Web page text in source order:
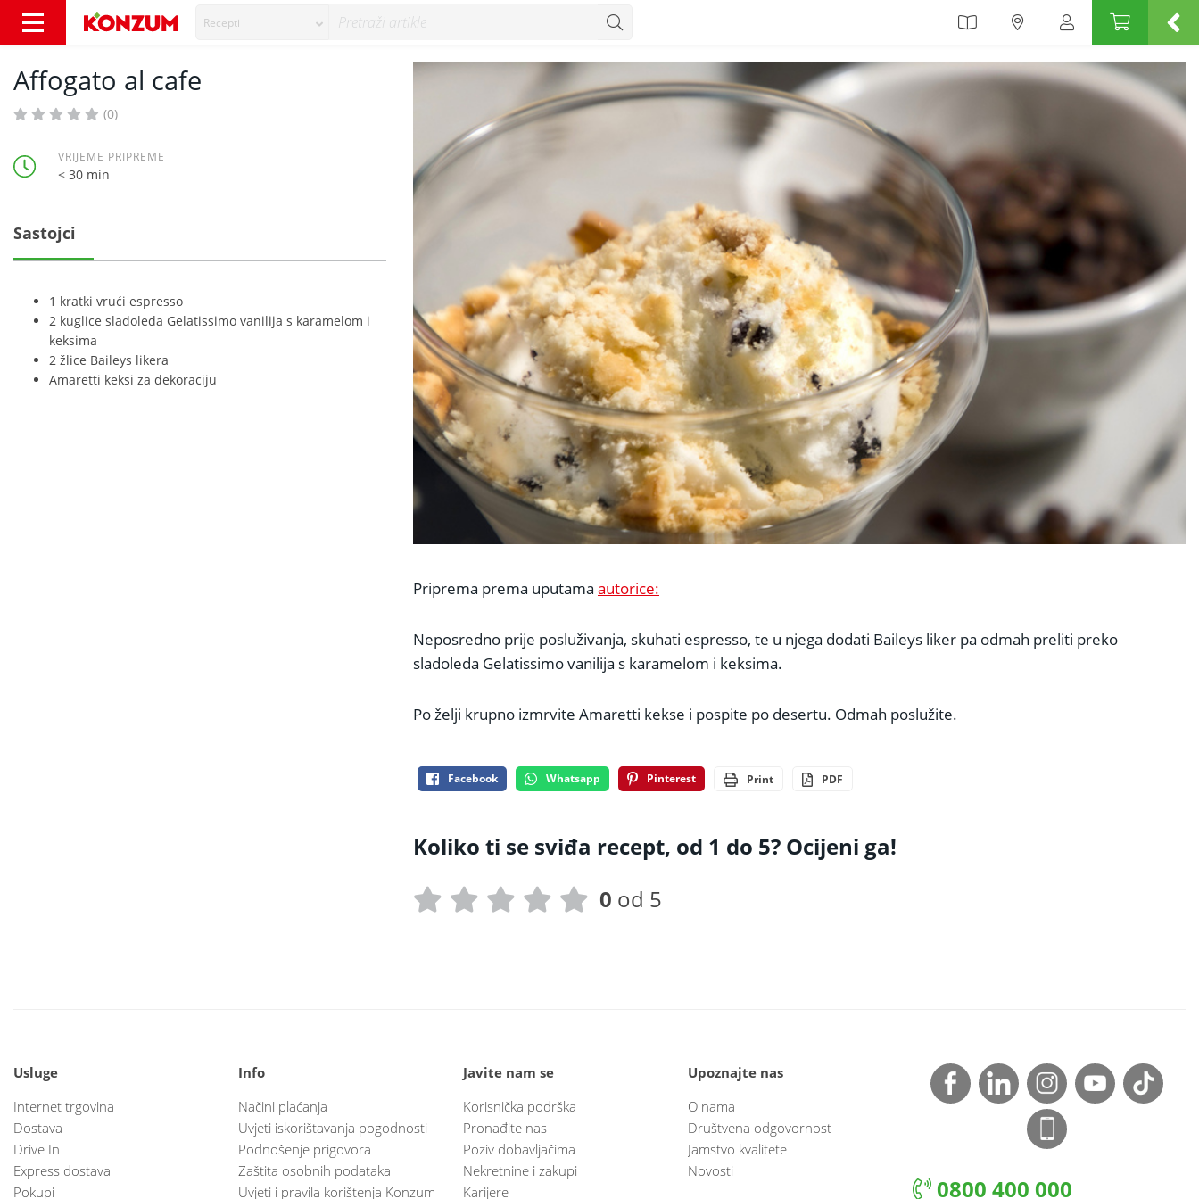
Recepti
Affogato al cafe
(0)
VRIJEME PRIPREME
< 30 min
Sastojci
1 kratki vrući espresso
2 kuglice sladoleda Gelatissimo vanilija s karamelom i
keksima
2 žlice Baileys likera
Amaretti keksi za dekoraciju
Priprema prema uputama autorice:
Neposredno prije posluživanja, skuhati espresso, te u njega dodati Baileys liker pa odmah preliti preko
sladoleda Gelatissimo vanilija s karamelom i keksima.
Po želji krupno izmrvite Amaretti kekse i pospite po desertu. Odmah poslužite.
Facebook Whatsapp Pinterest Print PDF
Koliko ti se sviđa recept, od 1 do 5? Ocijeni ga!
0 od 5
Usluge
Internet trgovina
Dostava
Drive In
Express dostava
Pokupi
Info
Načini plaćanja
Uvjeti iskorištavanja pogodnosti
Podnošenje prigovora
Zaštita osobnih podataka
Uvjeti i pravila korištenja Konzum
Javite nam se
Korisnička podrška
Pronađite nas
Poziv dobavljačima
Nekretnine i zakupi
Karijere
Upoznajte nas
O nama
Društvena odgovornost
Jamstvo kvalitete
Novosti
0800 400 000